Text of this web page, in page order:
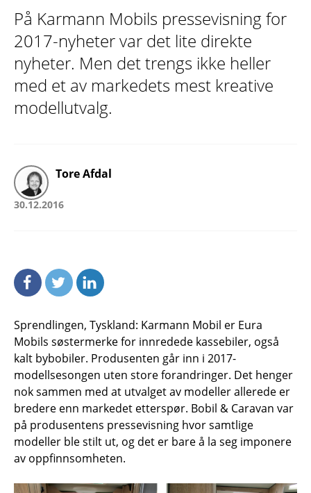
På Karmann Mobils pressevisning for
2017-nyheter var det lite direkte
nyheter. Men det trengs ikke heller
med et av markedets mest kreative
modellutvalg.
Tore Afdal
30.12.2016
Sprendlingen, Tyskland: Karmann Mobil er Eura
Mobils søstermerke for innredede kassebiler, også
kalt bybobiler. Produsenten går inn i 2017-
modellsesongen uten store forandringer. Det henger
nok sammen med at utvalget av modeller allerede er
bredere enn markedet etterspør. Bobil & Caravan var
på produsentens pressevisning hvor samtlige
modeller ble stilt ut, og det er bare å la seg imponere
av oppfinnsomheten.